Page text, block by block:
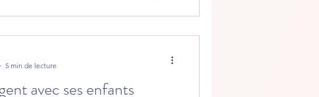
avec ses enfants
5 min de lecture